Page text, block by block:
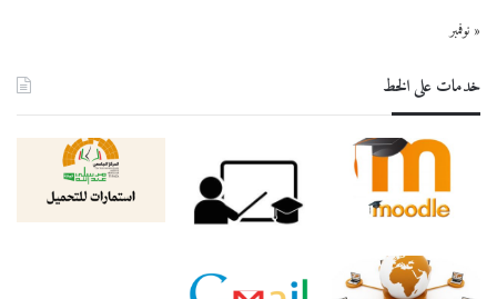
« نوفمبر
خدمات على الخط